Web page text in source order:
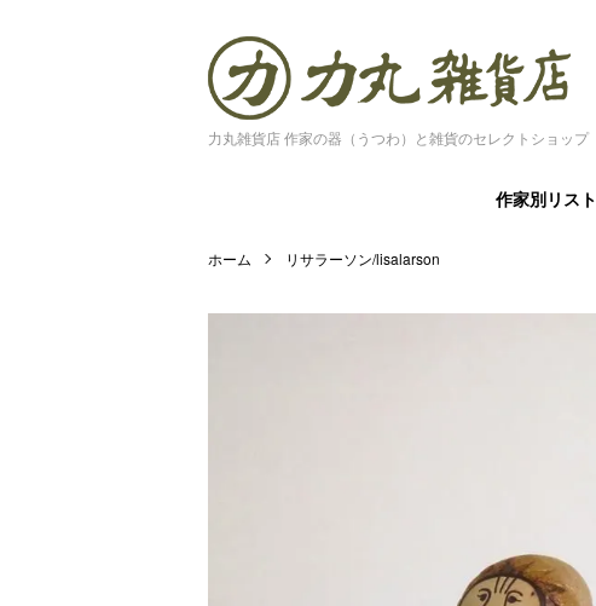
力丸雑貨店 作家の器（うつわ）と雑貨のセレクトショップ
作家別リスト
ホーム リサラーソン/lisalarson